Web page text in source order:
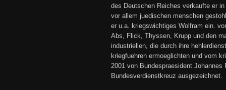
des Deutschen Reiches verkaufte er
vor allem juedischen menschen
er u.a. kriegswichtiges Wolfram ein.
Abs, Flick, Thyssen, Krupp und den
industriellen, die durch ihre
kriegfuehren ermoeglichten und vom
2001 von Bundespraesident Johannes
Bundesverdienstkreuz ausgezeichnet.